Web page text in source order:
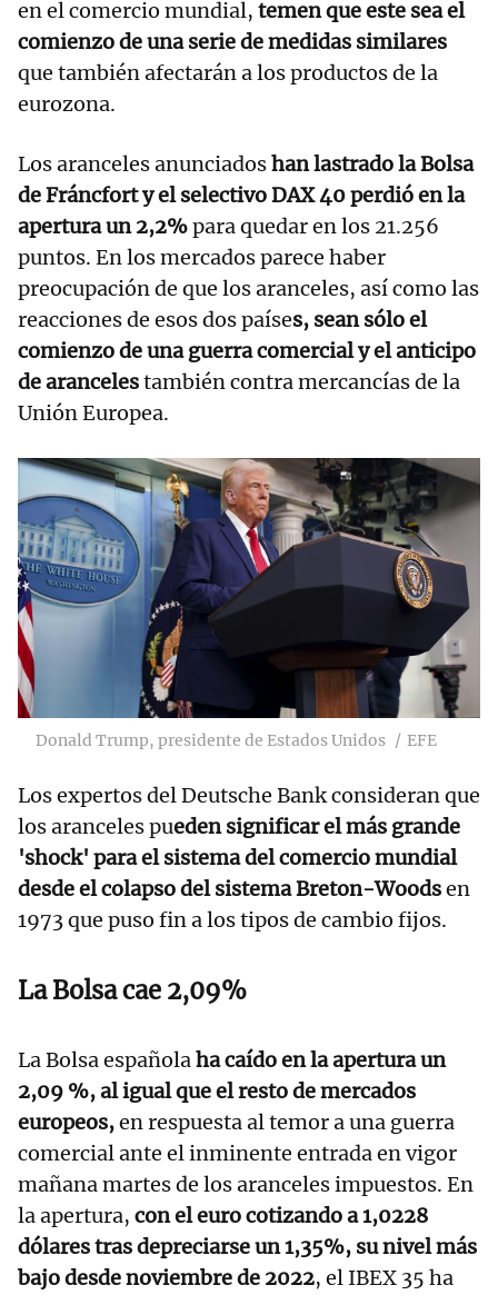
en el comercio mundial, temen que este sea el
comienzo de una serie de medidas similares
que también afectarán a los productos de la
eurozona.
Los aranceles anunciadoshan lastrado la Bolsa
de Fráncfort y el selectivo DAX 40 perdió en la
apertura un 2,2%para quedar en los 21.256
puntos. En los mercados parece haber
preocupación de que los aranceles, así como las
reacciones de esos dos países, sean sólo el
comienzo de una guerra comercial y el anticipo
de arancelestambién contra mercancías de la
Unión Europea.
Donald Trump, presidente de Estados Unidos EFE
Los expertos del Deutsche Bank consideran que
los aranceles pueden significar el más grande
'shock' para el sistema del comercio mundial
desde el colapso del sistema Breton-Woodsen
1973 que puso fin a los tipos de cambio fijos.
La Bolsa cae 2,09%
La Bolsa españolaha caído en la apertura un
2,09 %, al igual que el resto de mercados
europeos,en respuesta al temor a una guerra
comercial ante el inminente entrada en vigor
mañana martes de los aranceles impuestos. En
la apertura, con el euro cotizando a 1,0228
dólares tras depreciarse un 1,35%, su nivel más
bajo desde noviembre de 2022, el IBEX 35 ha